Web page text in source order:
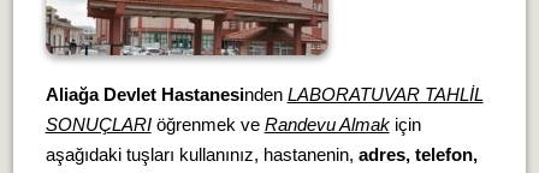
Aliağa Devlet Hastanesinden LABORATUVAR TAHLİL
SONUÇLARIöğrenmek ve Randevu Almakiçin
aşağıdaki tuşları kullanınız, hastanenin, adres, telefon,